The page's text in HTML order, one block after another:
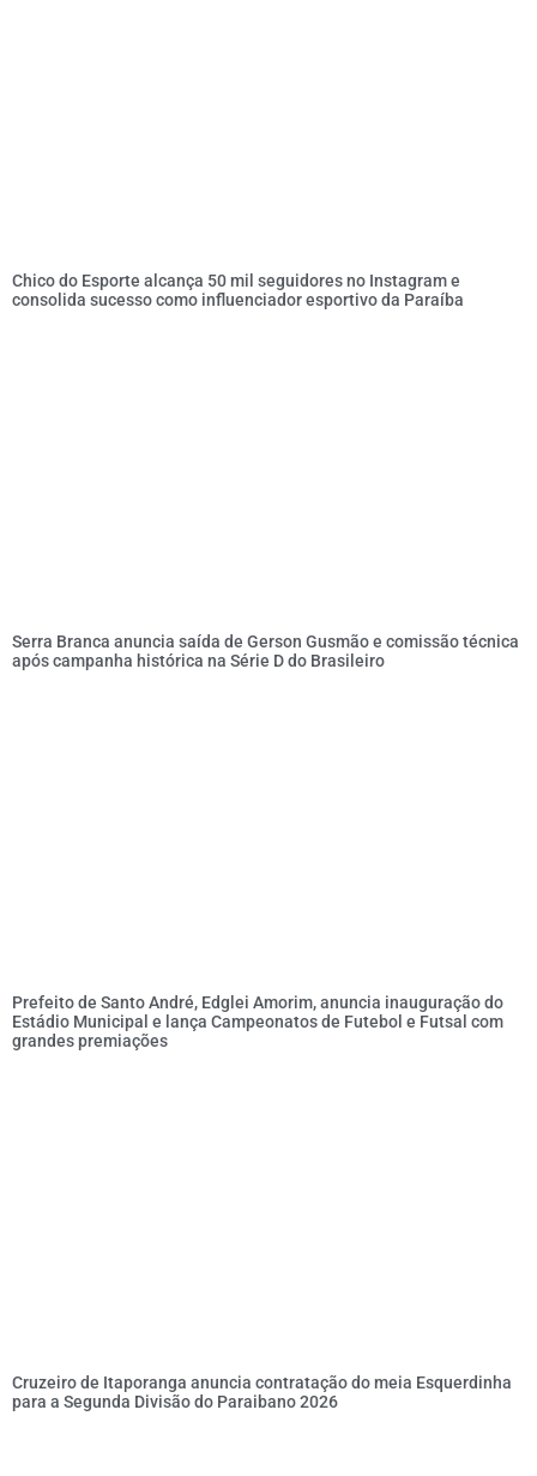
Chico do Esporte alcança 50 mil seguidores no Instagram e
consolida sucesso como influenciador esportivo da Paraíba
Serra Branca anuncia saída de Gerson Gusmão e comissão técnica
após campanha histórica na Série D do Brasileiro
Prefeito de Santo André, Edglei Amorim, anuncia inauguração do
Estádio Municipal e lança Campeonatos de Futebol e Futsal com
grandes premiações
Cruzeiro de Itaporanga anuncia contratação do meia Esquerdinha
para a Segunda Divisão do Paraibano 2026